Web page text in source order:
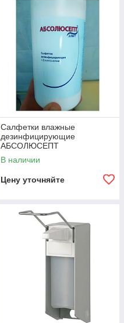
Салфетки влажные
дезинфицирующие
АБСОЛЮСЕПТ
В наличии
Цену уточняйте